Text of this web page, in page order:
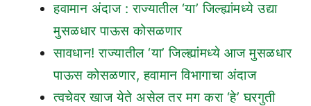
हवामान अंदाज : राज्यातील ‘या’ जिल्ह्यांमध्ये उद्या
मुसळधार पाऊस कोसळणार
सावधान! राज्यातील ‘या’ जिल्ह्यांमध्ये आज मुसळधार
पाऊस कोसळणार, हवामान विभागाचा अंदाज
त्वचेवर खाज येते असेल तर मग करा ‘हे’ घरगुती